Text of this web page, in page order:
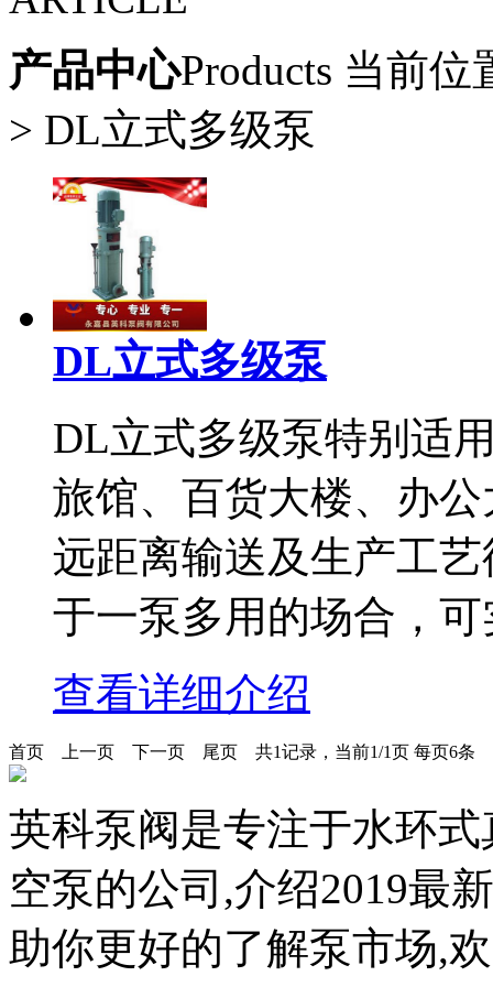
产品中心Products 当前位
> DL立式多级泵
DL立式多级泵
DL立式多级泵特别适
旅馆、百货大楼、办
远距离输送及生产工
于一泵多用的场合，
查看详细介绍
首页 上一页 下一页 尾页 共1记录，当前1/1页 每页6条
英科泵阀是专注于水环
空泵的公司,介绍2019最
助你更好的了解泵市场,